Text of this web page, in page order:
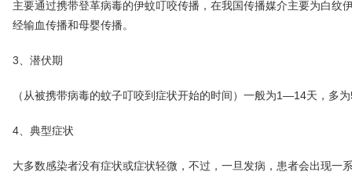
主要通过携带登革病毒的伊蚊叮咬传播，在我国传播媒介主要为白纹
经输血传播和母婴传播。
3、潜伏期
（从被携带病毒的蚊子叮咬到症状开始的时间）一般为1—14天，多
4、典型症状
大多数感染者没有症状或症状轻微，不过，一旦发病，患者会出现一